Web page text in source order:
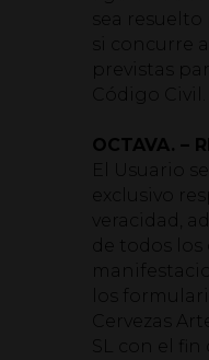
sea
si concurre
previstas
Código Civil.
OCTAVA. –
El Usuario
exclusivo
veracidad,
de todos los
los
Cervezas
SL con el